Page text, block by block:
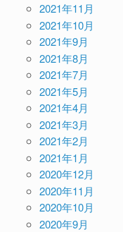
2021年11月
2021年10月
2021年9月
2021年8月
2021年7月
2021年5月
2021年4月
2021年3月
2021年2月
2021年1月
2020年12月
2020年11月
2020年10月
2020年9月